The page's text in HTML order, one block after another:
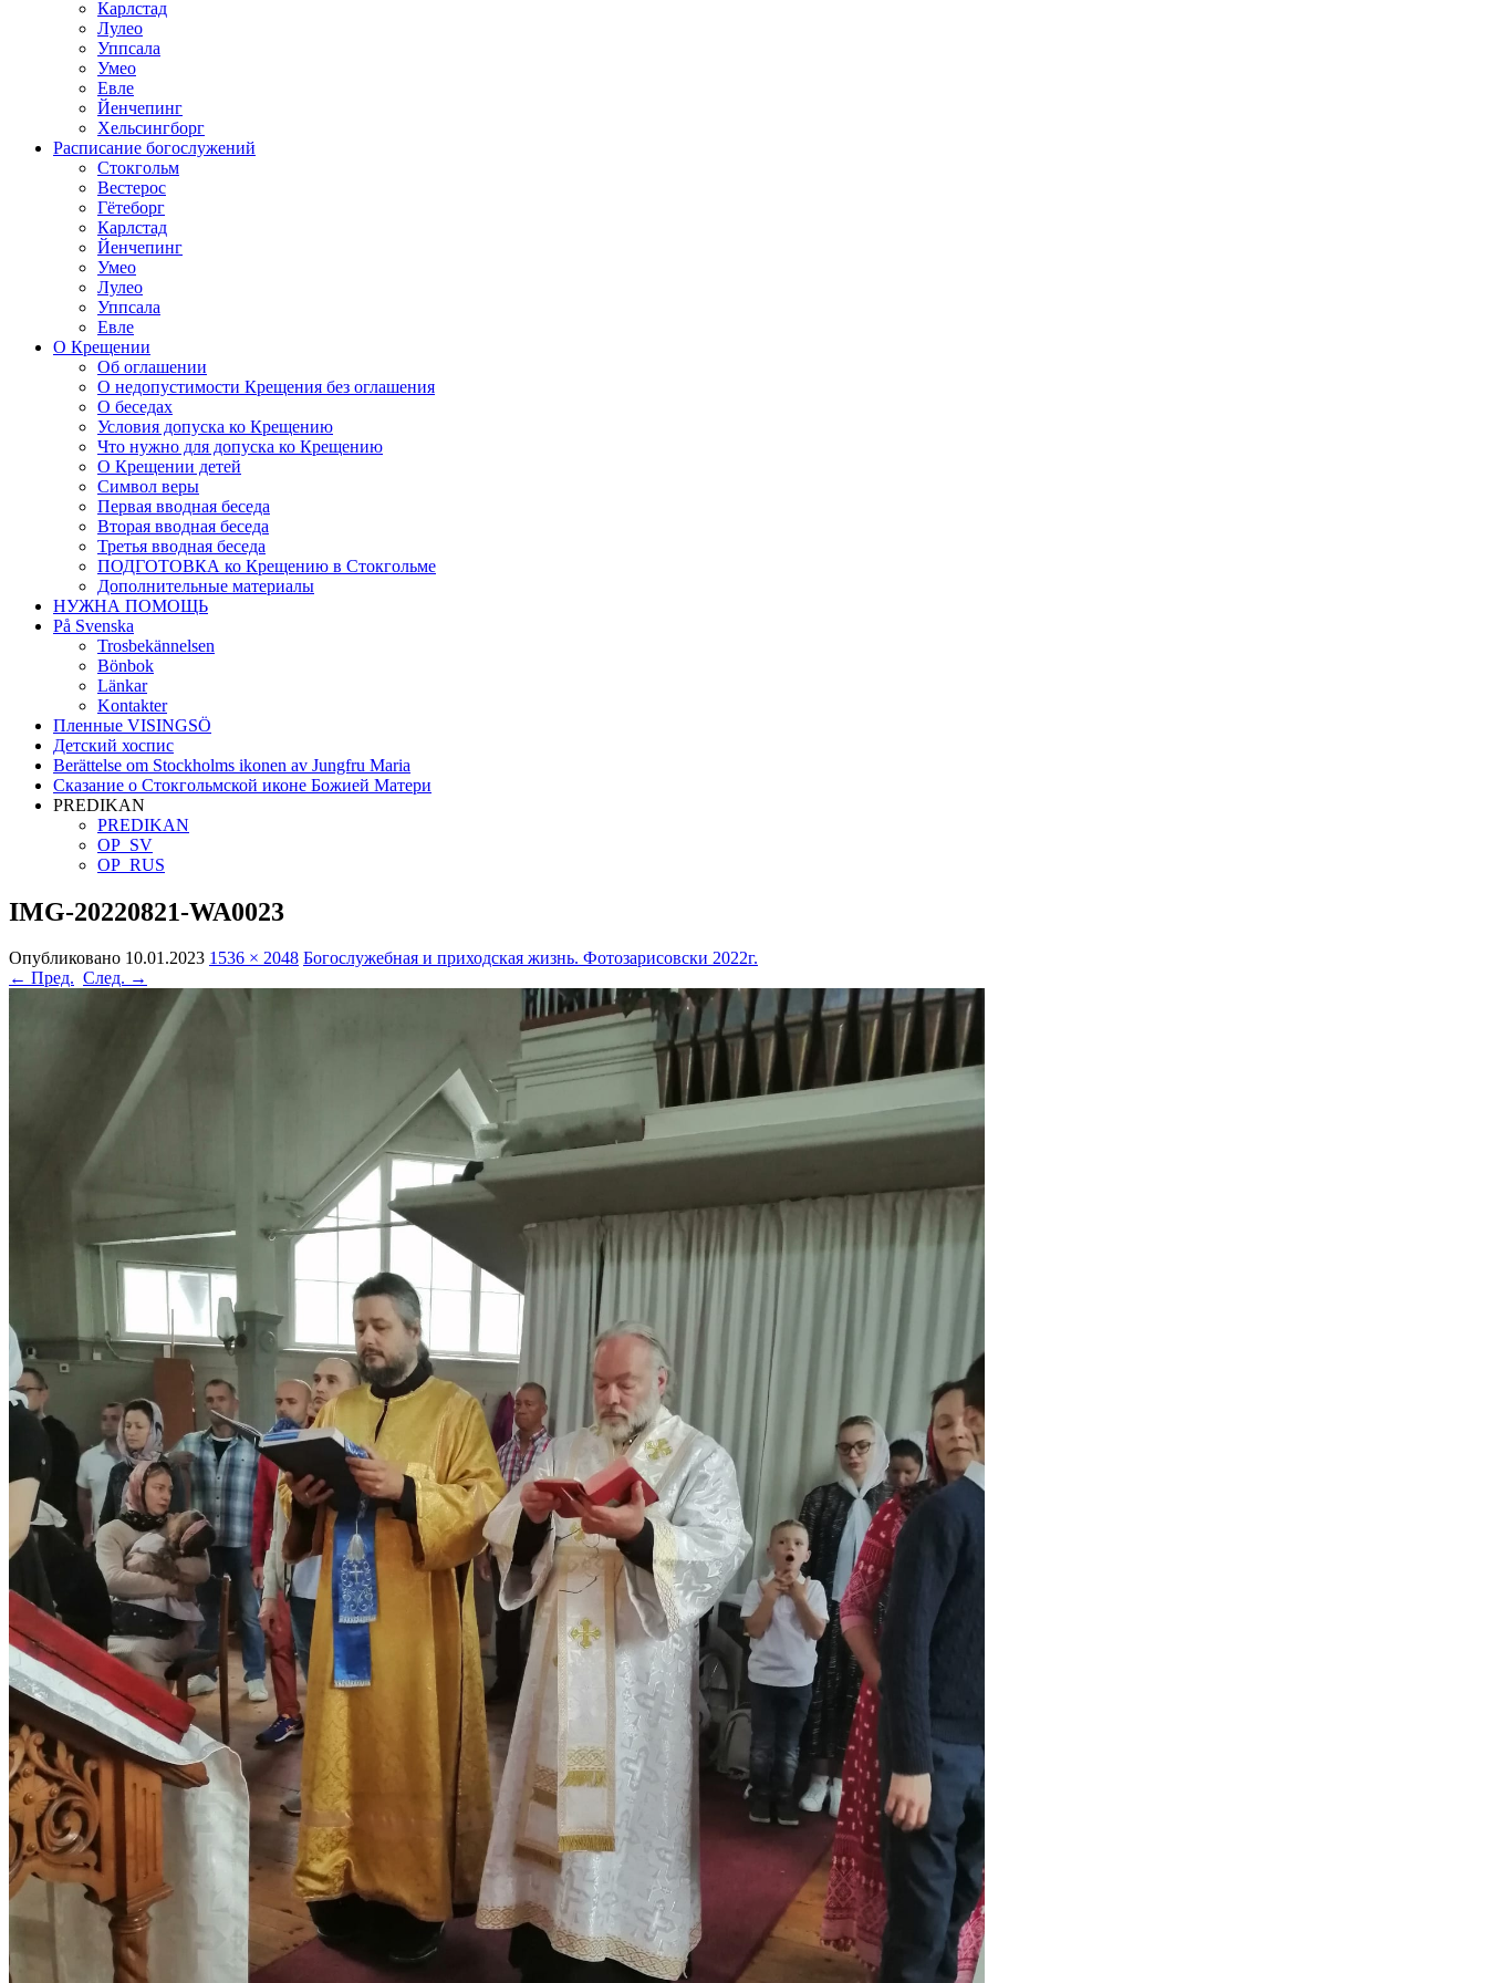
Карлстад
Лулео
Уппсала
Умео
Евле
Йенчепинг
Хельсингборг
Расписание богослужений
Стокгольм
Вестерос
Гётеборг
Карлстад
Йенчепинг
Умео
Лулео
Уппсала
Евле
О Крещении
Об оглашении
О недопустимости Крещения без оглашения
О беседах
Условия допуска ко Крещению
Что нужно для допуска ко Крещению
О Крещении детей
Символ веры
Первая вводная беседа
Вторая вводная беседа
Третья вводная беседа
ПОДГОТОВКА ко Крещению в Стокгольме
Дополнительные материалы
НУЖНА ПОМОЩЬ
På Svenska
Trosbekännelsen
Bönbok
Länkar
Kontakter
Пленные VISINGSÖ
Детский хоспис
Berättelse om Stockholms ikonen av Jungfru Maria
Сказание о Стокгольмской иконе Божией Матери
PREDIKAN
PREDIKAN
OP_SV
OP_RUS
IMG-20220821-WA0023
Опубликовано 10.01.2023 1536 × 2048 Богослужебная и приходская жизнь. Фотозарисовски 2022г.
← Пред. След. →